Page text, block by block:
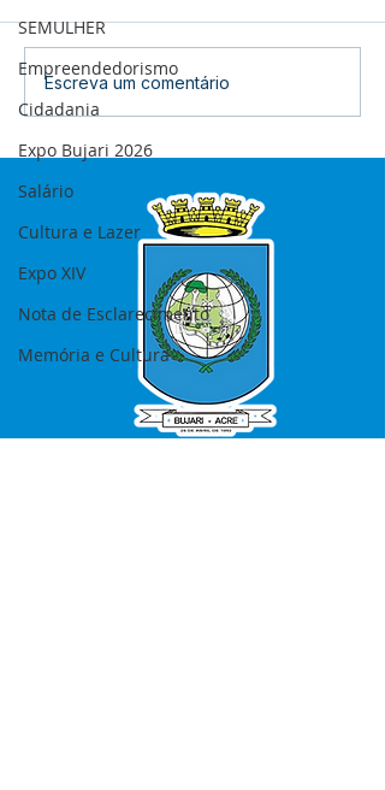
SEMULHER
Empreendedorismo
Cidadania
Expo Bujari 2026
Salário
Cultura e Lazer
Expo XIV
Nota de Esclarecimento
Memória e Cultura
12 de junho: Feliz Dia
dos Namorados!
Escreva um comentário